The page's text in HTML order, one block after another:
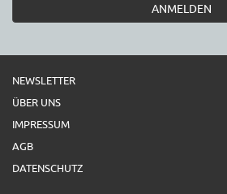
ANMELDEN
NEWSLETTER
ÜBER UNS
IMPRESSUM
AGB
DATENSCHUTZ